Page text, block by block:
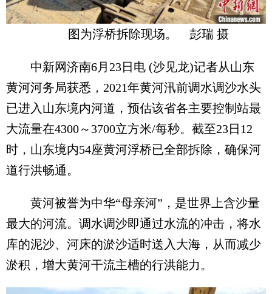
图为浮桥拆除现场。 彭瑞 摄
中新网济南6月23日电 (沙见龙)记者从山东
黄河河务局获悉，2021年黄河汛前调水调沙水头
已进入山东境内河道，预估该省各主要控制站最
大流量在4300～3700立方米/每秒。截至23日12
时，山东境内54座黄河浮桥已全部拆除，确保河
道行洪畅通。
黄河被誉为中华“母亲河”，是世界上含沙量
最大的河流。调水调沙即通过水流的冲击，将水
库的泥沙、河床的淤沙适时送入大海，从而减少
淤积，增大黄河干流主槽的行洪能力。